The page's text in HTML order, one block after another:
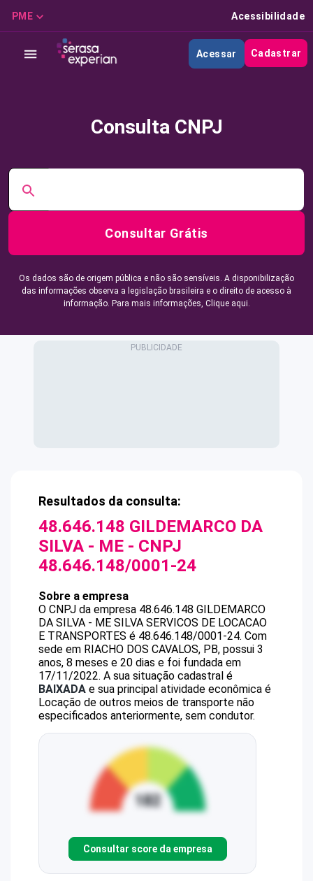
PME Acessibilidade
Acessar Cadastrar
Consulta CNPJ
Consultar Grátis
Os dados são de origem pública e não são sensíveis. A disponibilização
das informações observa a legislação brasileira e o direito de acesso à
informação. Para mais informações, Clique aqui.
Resultados da consulta:
48.646.148 GILDEMARCO DA
SILVA - ME - CNPJ
48.646.148/0001-24
Sobre a empresa
O CNPJ da empresa 48.646.148 GILDEMARCO
DA SILVA - ME SILVA SERVICOS DE LOCACAO
E TRANSPORTES é 48.646.148/0001-24. Com
sede em RIACHO DOS CAVALOS, PB, possui 3
anos, 8 meses e 20 dias e foi fundada em
17/11/2022. A sua situação cadastral é
BAIXADA e sua principal atividade econômica é
Locação de outros meios de transporte não
especificados anteriormente, sem condutor.
Consultar score da empresa